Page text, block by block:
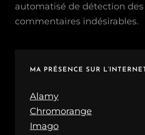
automatisé de détection des
commentaires indésirables.
MA PRÉSENCE SUR L’INTERNET
Alamy
Chromorange
Imago